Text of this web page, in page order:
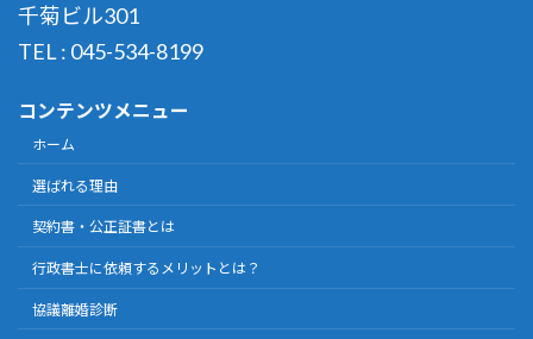
千菊ビル301
TEL : 045-534-8199
コンテンツメニュー
ホーム
選ばれる理由
契約書・公正証書とは
行政書士に依頼するメリットとは？
協議離婚診断